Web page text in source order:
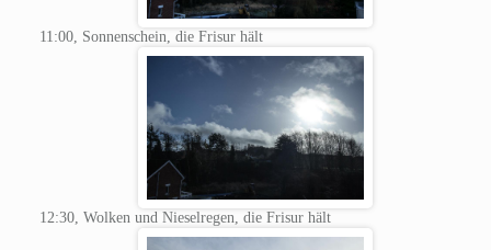
11:00, Sonnenschein, die Frisur hält
12:30, Wolken und Nieselregen, die Frisur hält